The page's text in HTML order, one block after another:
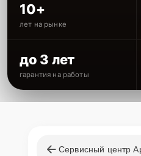
10+
лет на рынке
до 3 лет
гарантия на работы
Сервисный центр